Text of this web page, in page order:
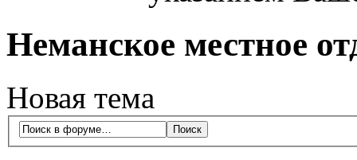
Неманское местное
Новая тема